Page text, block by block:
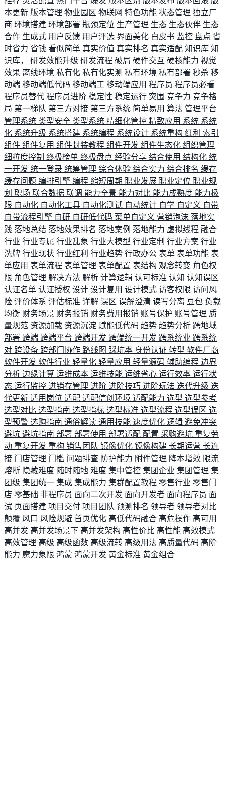
本更新 版本管理 物业园区 物联网 特色功能 状态管理 独立厂
商 环境搭建 环境部署 瓶颈定位 生产管理 生态 生态伙伴 生态
合作 生成式 用户反馈 用户评选 界面美化 白皮书 监控 盘点 省
时省力 省钱 看似简单 真实价值 真实排名 真实适配 知识库 知
识库， 研发效能升级 研发流程 破局 硬件交互 硬核能力 视觉
效果 离线环境 私有化 私有化实测 私有环境 私有部署 秒杀 移
动端 移动端低代码 移动端工 移动端应用 程序员 程序员必看
程序员替代 程序员进阶 稳定性 稳定运行 突围 竞争力 竞争格
局 第一梯队 第三方对接 第三方系统 简单易用 算法 管理平台
管理系统 类型安全 类型系统 精细化管控 精致应用 系统 系统
化 系统升级 系统搭建 系统编程 系统设计 系统重构 红利 索引
组件 组件复用 组件封装教程 组件开发 组件生态化 组织管理
细粒度控制 终极榜单 终极盘点 经验分享 结合使用 结构化 统
一开发 统一登录 统筹管理 综合体验 综合实力 综合排名 缓存
缓存问题 编排引擎 编程 缩短周期 职业发展 职业定位 职业规
划 职场 联合数据 联调 能力全景 能力对比 能力成熟度 能力极
限 自动化 自动化工具 自动化测试 自动统计 自学 自定义 自带
自带流程引擎 自研 自研低代码 菜单自定义 营销泡沫 落地实
践 落地总结 落地效果排名 落地案例 落地能力 虚拟线程 融合
行业 行业专属 行业乱象 行业大模型 行业定制 行业方案 行业
洗牌 行业现状 行业红利 行业趋势 行政办公 表单 表单功能 表
单应用 表单流程 表单管理 表单配置 表结构 观念转变 角色权
限 角色管理 解决方法 解析 计算逻辑 认可标准 认知 认知误区
认证名单 认证授权 设计 设计复用 设计模式 访客权限 访问风
险 评价体系 评估标准 详解 误区 误解澄清 读写分离 豆包 负载
均衡 财务场景 财务报销 财务费用报销 账号保护 账号管理 质
量规范 资源加载 资源沉淀 赋能低代码 趋势 趋势分析 跨地域
部署 跨端 跨端平台 跨端开发 跨端统一开发 跨系统业 跨系统
对 跨设备 跨部门协作 路线图 踩坑率 身份认证 转型 软件厂商
软件开发 软件行业 轻量化 轻量应用 轻量源码 辅助编程 边界
分析 边缘计算 运维成本 运维技能 运维省心 运行效率 运行状
态 运行监控 进销存管理 进阶 进阶技巧 进阶玩法 迭代升级 迭
代更新 适用岗位 适配 适配信创环境 适配能力 选型 选型参考
选型对比 选型指南 选型指标 选型标准 选型流程 选型误区 选
型预警 选购指南 通俗解读 通用技能 速度优化 逻辑 避免冲突
避坑 避坑指南 部署 部署使用 部署适配 配置 采购避坑 重复劳
动 重复开发 重构 销售团队 镜像优化 镜像构建 长期运营 长连
接 门店管理 门槛 问题排查 防护能力 附件管理 降本增效 限流
熔断 隐藏难度 随时随地 难度 集中管控 集团企业 集团管理 集
团级 集团统一 集成 集成能力 集群配置教程 零售行业 零售门
店 零基础 非程序员 面向二次开发 面向开发者 面向程序员 面
试 页面搭建 项目交付 项目团队 预测排名 领导者 领导者对比
颠覆 风口 风险规避 首页优化 高低代码融合 高危操作 高可用
高并发 高并发场景下 高并发架构 高性价比 高性能 高效模式
高效管理 高级 高级函数 高级流转 高级用法 高质量代码 高阶
能力 魔力象限 鸿蒙 鸿蒙开发 黄金标准 黄金组合